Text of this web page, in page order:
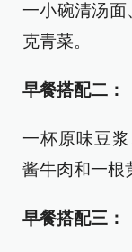
一小碗清汤面
克青菜。
早餐搭配二：
一杯原味豆
酱牛肉和一根
早餐搭配三：